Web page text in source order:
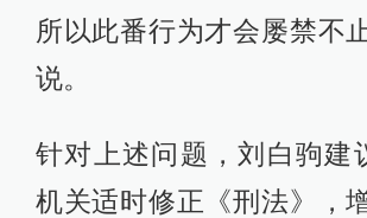
所以此番行为才会屡禁不
说。
针对上述问题，刘白驹建
机关适时修正《刑法》，